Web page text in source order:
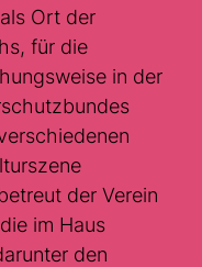
Ort der
für die
in der
der Verein
im Haus
den